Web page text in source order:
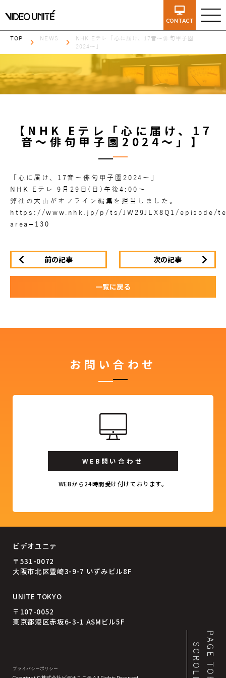
CONTACT
TOP NEWS
NHK Eテレ「心に届け、17音〜俳句甲子園
2024〜」
【NHK Eテレ「心に届け、17
音〜俳句甲子園2024〜」】
「心に届け、17音〜俳句甲子園2024〜」
NHK Eテレ 9月29日(日)午後4:00〜
弊社の大山がオフライン編集を担当しました。
https://www.nhk.jp/p/ts/JW29JLX8Q1/episode/
area=130
前の記事 次の記事
一覧に戻る
お問い合わせ
WEB問い合わせ
WEBから24時間受け付けております。
ビデオユニテ
〒531-0072
大阪市北区豊崎3-9-7 いずみビル8F
UNITE TOKYO
〒107-0052
東京都港区赤坂6-3-1 ASMビル5F
プライバシーポリシー SCROLLPAGE TOP